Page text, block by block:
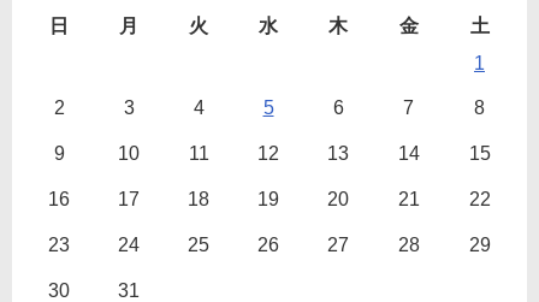
日 月 火 水 木 金
土
1
2 3 4 5 6 7 8
9 10 11 12 13 14 15
16 17 18 19 20 21 22
23 24 25 26 27 28 29
30 31